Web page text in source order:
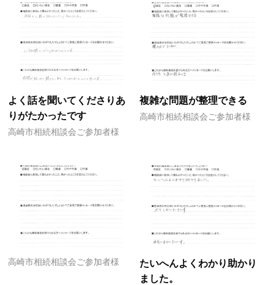
よく話を聞いてくださりあ
りがたかったです
高崎市相続相談会ご参加者様
複雑な問題が整理できる
高崎市相続相談会ご参加者様
高崎市相続相談会ご参加者様
たいへんよくわかり助かり
ました。